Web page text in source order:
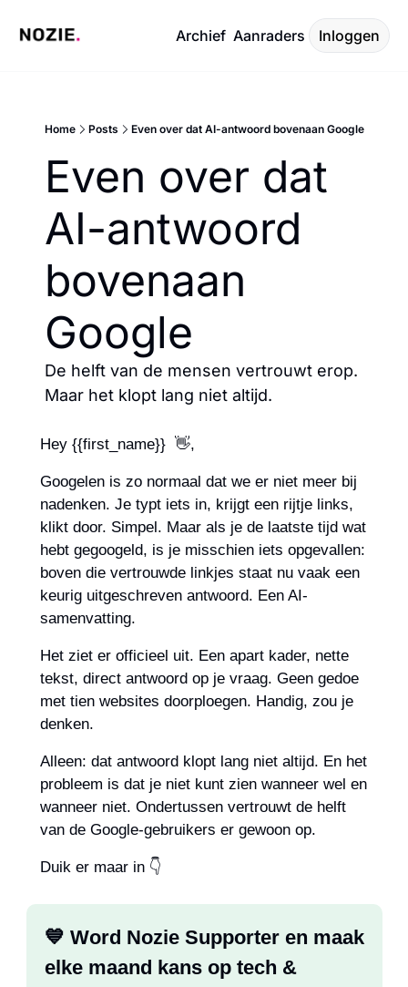
Archief Aanraders Inloggen
Home Posts Even over dat AI-antwoord bovenaan Google
Even over dat
AI-antwoord
bovenaan
Google
De helft van de mensen vertrouwt erop.
Maar het klopt lang niet altijd.
Hey {{first_name}} 👋,
Googelen is zo normaal dat we er niet meer bij
nadenken. Je typt iets in, krijgt een rijtje links,
klikt door. Simpel. Maar als je de laatste tijd wat
hebt gegoogeld, is je misschien iets opgevallen:
boven die vertrouwde linkjes staat nu vaak een
keurig uitgeschreven antwoord. Een AI-
samenvatting.
Het ziet er officieel uit. Een apart kader, nette
tekst, direct antwoord op je vraag. Geen gedoe
met tien websites doorploegen. Handig, zou je
denken.
Alleen: dat antwoord klopt lang niet altijd. En het
probleem is dat je niet kunt zien wanneer wel en
wanneer niet. Ondertussen vertrouwt de helft
van de Google-gebruikers er gewoon op.
Duik er maar in 👇
💙 Word Nozie Supporter en maak
elke maand kans op tech &